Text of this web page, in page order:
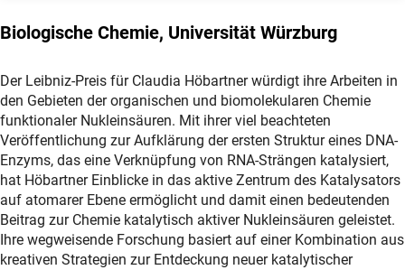
Biologische Chemie, Universität Würzburg
Der Leibniz-Preis für Claudia Höbartner würdigt ihre Arbeiten in
den Gebieten der organischen und biomolekularen Chemie
funktionaler Nukleinsäuren. Mit ihrer viel beachteten
Veröffentlichung zur Aufklärung der ersten Struktur eines DNA-
Enzyms, das eine Verknüpfung von RNA-Strängen katalysiert,
hat Höbartner Einblicke in das aktive Zentrum des Katalysators
auf atomarer Ebene ermöglicht und damit einen bedeutenden
Beitrag zur Chemie katalytisch aktiver Nukleinsäuren geleistet.
Ihre wegweisende Forschung basiert auf einer Kombination aus
kreativen Strategien zur Entdeckung neuer katalytischer